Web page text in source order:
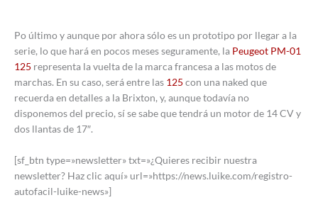
Po último y aunque por ahora sólo es un prototipo por llegar a la
serie, lo que hará en pocos meses seguramente, la Peugeot PM-01
125 representa la vuelta de la marca francesa a las motos de
marchas. En su caso, será entre las 125 con una naked que
recuerda en detalles a la Brixton, y, aunque todavía no
disponemos del precio, sí se sabe que tendrá un motor de 14 CV y
dos llantas de 17″.
[sf_btn type=»newsletter» txt=»¿Quieres recibir nuestra
newsletter? Haz clic aquí» url=»https://news.luike.com/registro-
autofacil-luike-news»]